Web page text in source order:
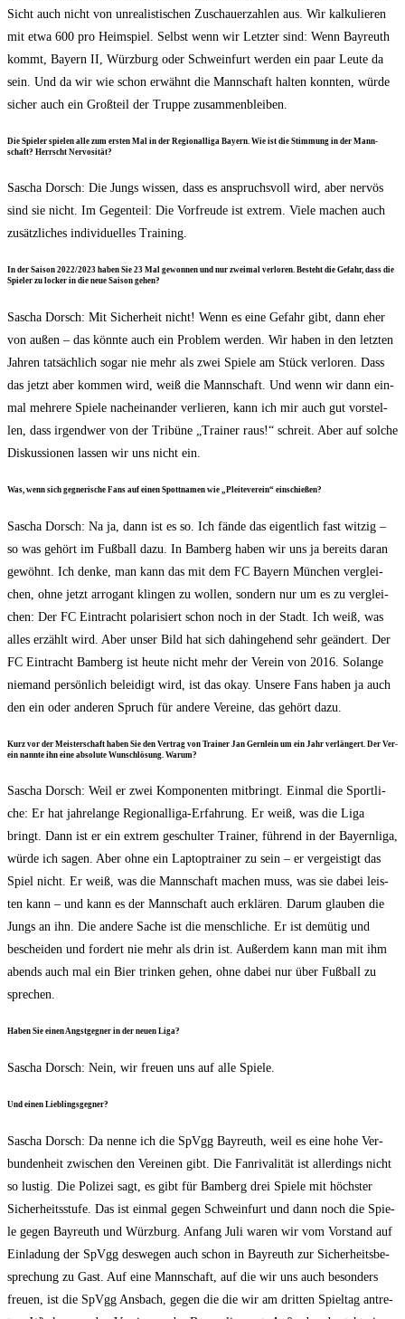
Sicht auch nicht von unrea­lis­ti­schen Zuschau­er­zah­len aus. Wir kal­ku­lie­ren
mit etwa 600 pro Heim­spiel. Selbst wenn wir Letz­ter sind: Wenn Bay­reuth
kommt, Bay­ern II, Würz­burg oder Schwein­furt wer­den ein paar Leu­te da
sein. Und da wir wie schon erwähnt die Mann­schaft hal­ten konn­ten, wür­de
sicher auch ein Groß­teil der Trup­pe zusammenbleiben.
Die Spie­ler spie­len alle zum ers­ten Mal in der Regio­nal­li­ga Bay­ern. Wie ist die Stim­mung in der Mann­
schaft? Herrscht Nervosität?
Sascha Dorsch: Die Jungs wis­sen, dass es anspruchs­voll wird, aber ner­vös
sind sie nicht. Im Gegen­teil: Die Vor­freu­de ist extrem. Vie­le machen auch
zusätz­li­ches indi­vi­du­el­les Training.
In der Sai­son 2022/​2023 haben Sie 23 Mal gewon­nen und nur zwei­mal ver­lo­ren. Besteht die Gefahr, dass die
Spie­ler zu locker in die neue Sai­son gehen?
Sascha Dorsch: Mit Sicher­heit nicht! Wenn es eine Gefahr gibt, dann eher
von außen – das könn­te auch ein Pro­blem wer­den. Wir haben in den letz­ten
Jah­ren tat­säch­lich sogar nie mehr als zwei Spie­le am Stück ver­lo­ren. Dass
das jetzt aber kom­men wird, weiß die Mann­schaft. Und wenn wir dann ein­
mal meh­re­re Spie­le nach­ein­an­der ver­lie­ren, kann ich mir auch gut vor­stel­
len, dass irgend­wer von der Tri­bü­ne „Trai­ner raus!“ schreit. Aber auf sol­che
Dis­kus­sio­nen las­sen wir uns nicht ein.
Was, wenn sich geg­ne­ri­sche Fans auf einen Spott­na­men wie „Plei­te­ver­ein“ einschießen?
Sascha Dorsch: Na ja, dann ist es so. Ich fän­de das eigent­lich fast wit­zig –
so was gehört im Fuß­ball dazu. In Bam­berg haben wir uns ja bereits dar­an
gewöhnt. Ich den­ke, man kann das mit dem FC Bay­ern Mün­chen ver­glei­
chen, ohne jetzt arro­gant klin­gen zu wol­len, son­dern nur um es zu ver­glei­
chen: Der FC Ein­tracht pola­ri­siert schon noch in der Stadt. Ich weiß, was
alles erzählt wird. Aber unser Bild hat sich dahin­ge­hend sehr geän­dert. Der
FC Ein­tracht Bam­berg ist heu­te nicht mehr der Ver­ein von 2016. Solan­ge
nie­mand per­sön­lich belei­digt wird, ist das okay. Unse­re Fans haben ja auch
den ein oder ande­ren Spruch für ande­re Ver­ei­ne, das gehört dazu.
Kurz vor der Meis­ter­schaft haben Sie den Ver­trag von Trai­ner Jan Gern­lein um ein Jahr ver­län­gert. Der Ver­
ein nann­te ihn eine abso­lu­te Wunsch­lö­sung. Warum?
Sascha Dorsch: Weil er zwei Kom­po­nen­ten mit­bringt. Ein­mal die Sport­li­
che: Er hat jah­re­lan­ge Regio­nal­li­ga-Erfah­rung. Er weiß, was die Liga
bringt. Dann ist er ein extrem geschul­ter Trai­ner, füh­rend in der Bay­ern­li­ga,
wür­de ich sagen. Aber ohne ein Lap­top­trai­ner zu sein – er ver­geis­tigt das
Spiel nicht. Er weiß, was die Mann­schaft machen muss, was sie dabei leis­
ten kann – und kann es der Mann­schaft auch erklä­ren. Dar­um glau­ben die
Jungs an ihn. Die ande­re Sache ist die mensch­li­che. Er ist demü­tig und
beschei­den und for­dert nie mehr als drin ist. Außer­dem kann man mit ihm
abends auch mal ein Bier trin­ken gehen, ohne dabei nur über Fuß­ball zu
sprechen.
Haben Sie einen Angst­geg­ner in der neu­en Liga?
Sascha Dorsch: Nein, wir freu­en uns auf alle Spiele.
Und einen Lieblingsgegner?
Sascha Dorsch: Da nen­ne ich die SpVgg Bay­reuth, weil es eine hohe Ver­
bun­den­heit zwi­schen den Ver­ei­nen gibt. Die Fan­ri­va­li­tät ist aller­dings nicht
so lus­tig. Die Poli­zei sagt, es gibt für Bam­berg drei Spie­le mit höchs­ter
Sicher­heits­stu­fe. Das ist ein­mal gegen Schwein­furt und dann noch die Spie­
le gegen Bay­reuth und Würz­burg. Anfang Juli waren wir vom Vor­stand auf
Ein­la­dung der SpVgg des­we­gen auch schon in Bay­reuth zur Sicher­heits­be­
spre­chung zu Gast. Auf eine Mann­schaft, auf die wir uns auch beson­ders
freu­en, ist die SpVgg Ans­bach, gegen die die wir am drit­ten Spiel­tag antre­